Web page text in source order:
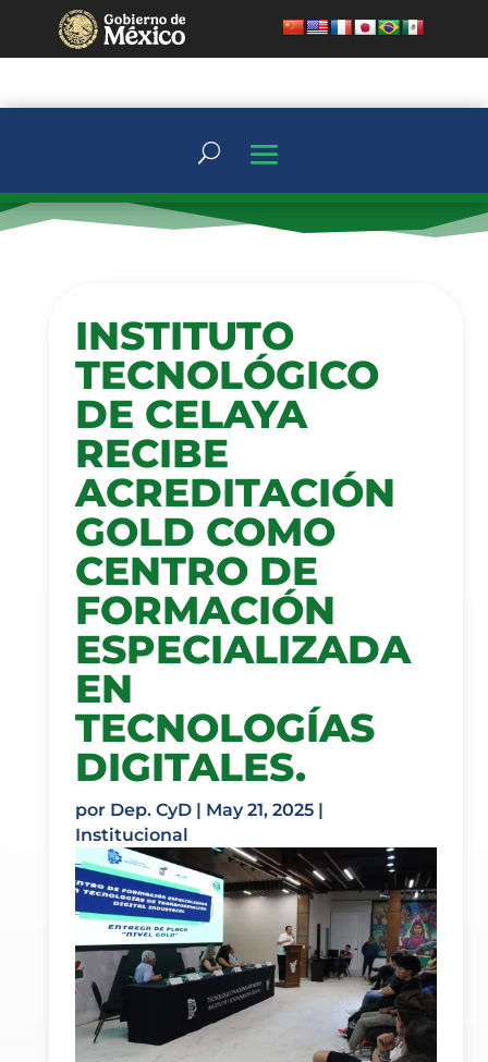
INSTITUTO
TECNOLÓGICO
DE CELAYA
RECIBE
ACREDITACIÓN
GOLD COMO
CENTRO DE
FORMACIÓN
ESPECIALIZADA
EN
TECNOLOGÍAS
DIGITALES.
por Dep. CyD| May 21, 2025|
Institucional